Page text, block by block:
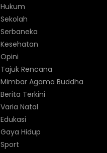
Hukum
Sekolah
Serbaneka
Kesehatan
Opini
Tajuk Rencana
Mimbar Agama Buddha
Berita Terkini
Varia Natal
Edukasi
Gaya Hidup
Sport